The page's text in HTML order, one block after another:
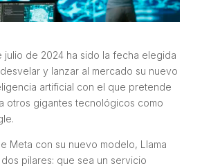
julio de 2024 ha sido la fecha elegida
y lanzar al mercado su nuevo
artificial con el que pretende
otros gigantes tecnológicos como
Meta con su nuevo modelo, Llama
dos pilares: que sea un servicio